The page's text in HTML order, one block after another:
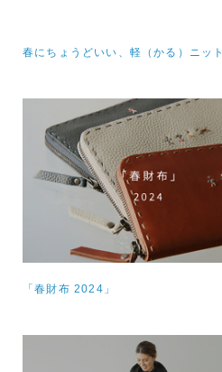
春にちょうどいい、軽（かる）ニット
「春財布 2024」